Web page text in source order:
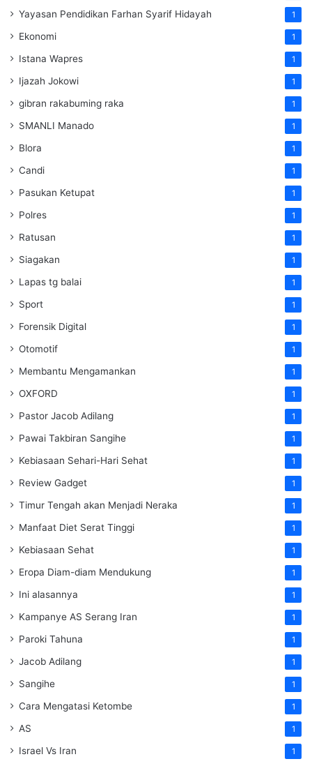
Yayasan Pendidikan Farhan Syarif Hidayah 1
Ekonomi 1
Istana Wapres 1
Ijazah Jokowi 1
gibran rakabuming raka 1
SMANLI Manado 1
Blora 1
Candi 1
Pasukan Ketupat 1
Polres 1
Ratusan 1
Siagakan 1
Lapas tg balai 1
Sport 1
Forensik Digital 1
Otomotif 1
Membantu Mengamankan 1
OXFORD 1
Pastor Jacob Adilang 1
Pawai Takbiran Sangihe 1
Kebiasaan Sehari-Hari Sehat 1
Review Gadget 1
Timur Tengah akan Menjadi Neraka 1
Manfaat Diet Serat Tinggi 1
Kebiasaan Sehat 1
Eropa Diam-diam Mendukung 1
Ini alasannya 1
Kampanye AS Serang Iran 1
Paroki Tahuna 1
Jacob Adilang 1
Sangihe 1
Cara Mengatasi Ketombe 1
AS 1
Israel Vs Iran 1